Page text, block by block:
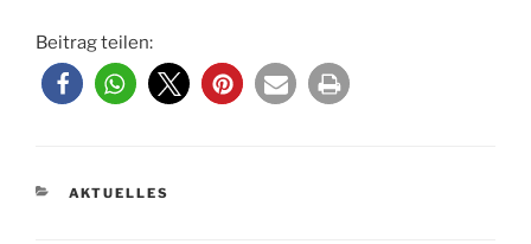
Beitrag teilen:
KATEGORIEN
AKTUELLES